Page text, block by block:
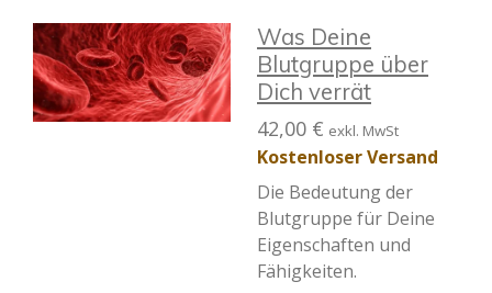
Was Deine
Blutgruppe über
Dich verrät
42,00 € exkl. MwSt
Kostenloser Versand
Die Bedeutung der
Blutgruppe für Deine
Eigenschaften und
Fähigkeiten.